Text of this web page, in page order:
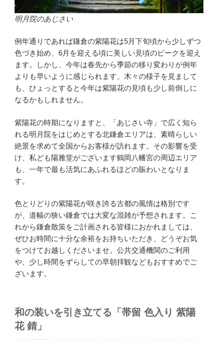
明月院のあじさい
例年通りであれば鎌倉の紫陽花は5月下旬頃から少しずつ
色づき始め、6月を迎える頃に美しい見頃のピークを迎え
ます。しかし、今年は春先から季節の移り変わりが例年
よりも早いように感じられます。木々の様子を見まして
も、ひょっとすると今年は紫陽花の見頃も少し前倒しに
なるかもしれません。
紫陽花の時期になりますと、「あじさい寺」で広く知ら
れる明月院をはじめとする北鎌倉エリアは、素晴らしい
絶景を求めて全国からお客様が訪れます。その影響を受
け、私ども陽雅堂がございます鶴岡八幡宮の周辺エリア
も、一年で最も活気にあふれるほどの賑わいとなりま
す。
色とりどりの紫陽花が咲き誇る古都の風情は格別です
が、道幅の狭い鎌倉では大変な混雑が予想されます。こ
れから鎌倉散策をご計画される皆様におかれましては、
ぜひお時間に十分な余裕をお持ちいただき、どうぞお気
をつけてお越しくださいませ。公共交通機関のご利用
や、少し時間をずらしての早朝拝観などもおすすめでご
ざいます。
和の装いを引き立てる「帯留 色入り 紫陽
花 錆」